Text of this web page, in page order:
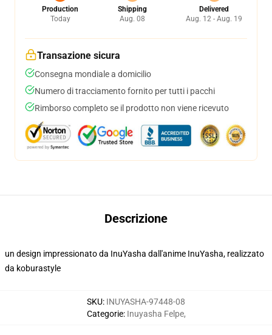
Production
Today
Shipping
Aug. 08
Delivered
Aug. 12 - Aug. 19
Transazione sicura
Consegna mondiale a domicilio
Numero di tracciamento fornito per tutti i pacchi
Rimborso completo se il prodotto non viene ricevuto
Descrizione
un design impressionato da InuYasha dall'anime InuYasha, realizzato
da koburastyle
SKU: INUYASHA-97448-08
Categorie: Inuyasha Felpe,